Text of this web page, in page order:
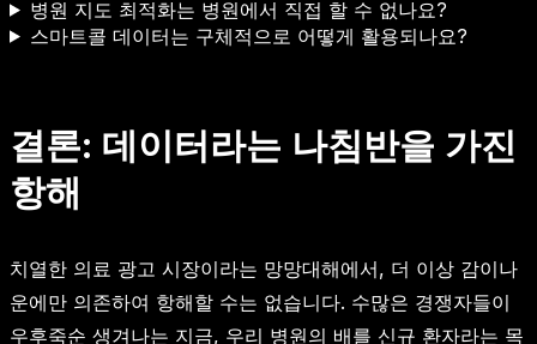
병원 지도 최적화는 병원에서 직접 할 수 없나요?
스마트콜 데이터는 구체적으로 어떻게 활용되나요?
결론: 데이터라는 나침반을 가진
항해
치열한 의료 광고 시장이라는 망망대해에서, 더 이상 감이나
운에만 의존하여 항해할 수는 없습니다. 수많은 경쟁자들이
우후죽순 생겨나는 지금, 우리 병원의 배를 신규 환자라는 목